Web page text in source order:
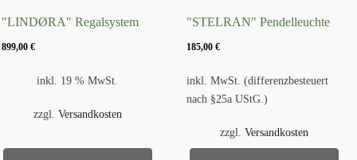
"LINDØRA" Regalsystem
899,00€
inkl. 19 % MwSt.
zzgl. Versandkosten
"STELRAN" Pendelleuchte
185,00€
inkl. MwSt. (differenzbesteuert
nach §25a UStG.)
zzgl. Versandkosten